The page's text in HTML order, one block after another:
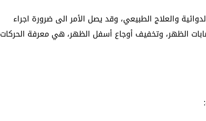
والعلاج الطبيعي، وقد يصل الأمر الى ضرورة اجراء
الظهر، وتخفيف أوجاع أسفل الظهر، هي معرفة الحركات